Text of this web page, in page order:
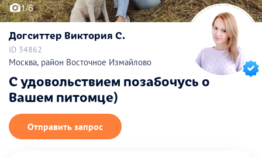
1/6
Догситтер Виктория С.
ID 34862
Москва, район Восточное Измайлово
С удовольствием позабочусь о
Вашем питомце)
Отправить запрос